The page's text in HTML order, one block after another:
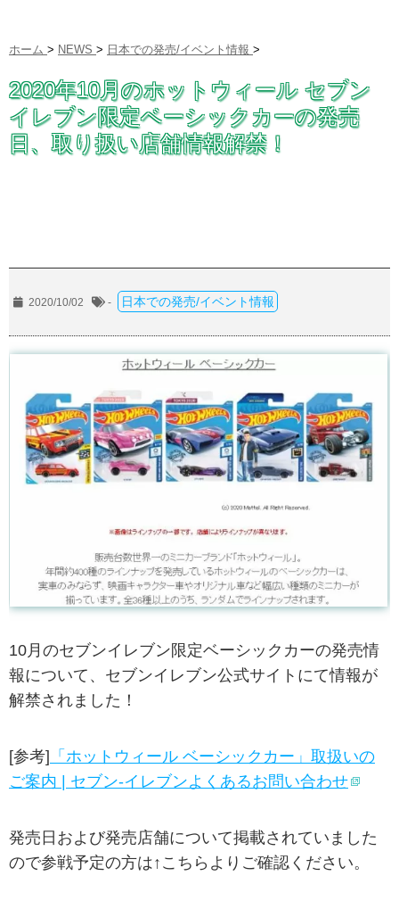
ホーム > NEWS > 日本での発売/イベント情報 >
2020年10月のホットウィール セブン
イレブン限定ベーシックカーの発売
日、取り扱い店舗情報解禁！
2020/10/02 - 日本での発売/イベント情報
10月のセブンイレブン限定ベーシックカーの発売情
報について、セブンイレブン公式サイトにて情報が
解禁されました！
[参考] 「ホットウィール ベーシックカー」取扱いの
ご案内 | セブン-イレブンよくあるお問い合わせ
発売日および発売店舗について掲載されていました
ので参戦予定の方は↑こちらよりご確認ください。